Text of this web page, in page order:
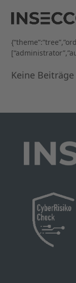
content
mobile
menu
mobile
menu
Keine